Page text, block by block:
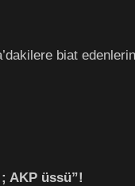
biat
AKP üssü”!